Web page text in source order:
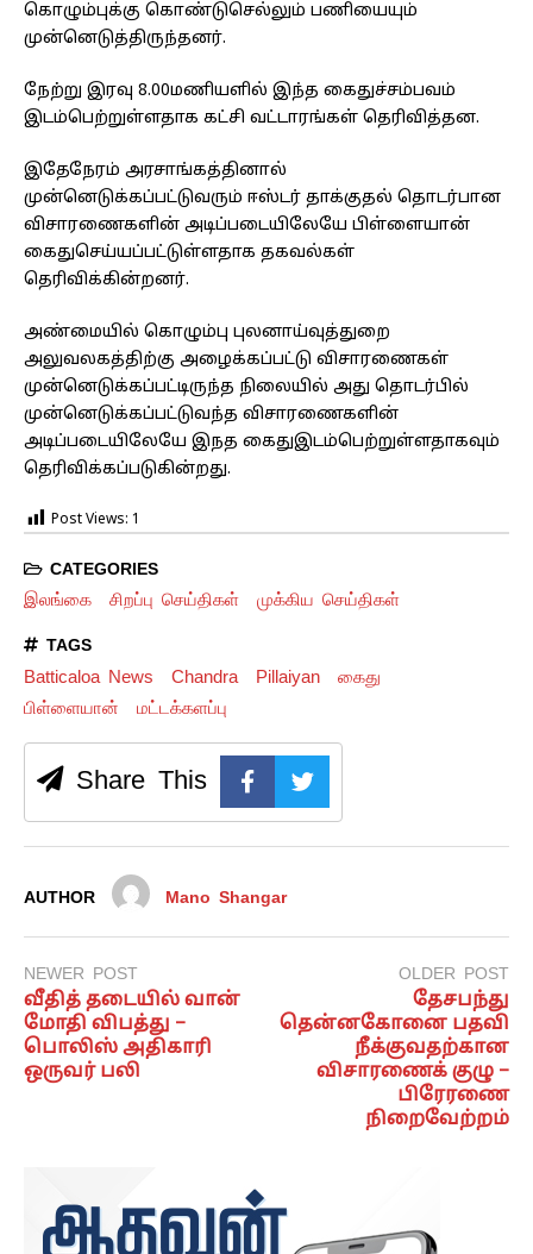
கொழும்புக்கு கொண்டுசெல்லும் பணியையும்
முன்னெடுத்திருந்தனர்.
நேற்று இரவு 8.00மணியளில் இந்த கைதுச்சம்பவம்
இடம்பெற்றுள்ளதாக கட்சி வட்டாரங்கள் தெரிவித்தன.
இதேநேரம் அரசாங்கத்தினால்
முன்னெடுக்கப்பட்டுவரும் ஈஸ்டர் தாக்குதல் தொடர்பான
விசாரணைகளின் அடிப்படையிலேயே பிள்ளையான்
கைதுசெய்யப்பட்டுள்ளதாக தகவல்கள்
தெரிவிக்கின்றனர்.
அண்மையில் கொழும்பு புலனாய்வுத்துறை
அலுவலகத்திற்கு அழைக்கப்பட்டு விசாரணைகள்
முன்னெடுக்கப்பட்டிருந்த நிலையில் அது தொடர்பில்
முன்னெடுக்கப்பட்டுவந்த விசாரணைகளின்
அடிப்படையிலேயே இநத கைதுஇடம்பெற்றுள்ளதாகவும்
தெரிவிக்கப்படுகின்றது.
Post Views: 1
CATEGORIES
இலங்கை சிறப்பு செய்திகள் முக்கிய செய்திகள்
TAGS
Batticaloa News Chandra Pillaiyan
கைது
பிள்ளையான்
மட்டக்களப்பு
Share This
AUTHOR Mano Shangar
NEWER POST
வீதித் தடையில் வான்
மோதி விபத்து –
பொலிஸ் அதிகாரி
ஒருவர் பலி
OLDER POST
தேசபந்து
தென்னகோனை பதவி
நீக்குவதற்கான
விசாரணைக் குழு –
பிரேரணை
நிறைவேற்றம்